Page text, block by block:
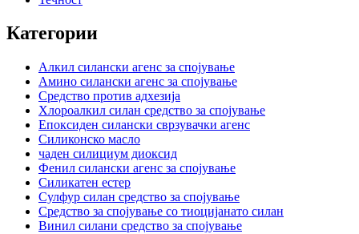
Категории
Алкил силански агенс за спојување
Амино силански агенс за спојување
Средство против адхезија
Хлороалкил силан средство за спојување
Епоксиден силански сврзувачки агенс
Силиконско масло
чаден силициум диоксид
Фенил силански агенс за спојување
Силикатен естер
Сулфур силан средство за спојување
Средство за спојување со тиоцијанато силан
Винил силани средство за спојување